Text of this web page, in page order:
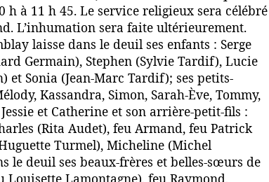
h à 11 h 45. Le service religieux sera célébré
L’inhumation sera faite ultérieurement.
laisse dans le deuil ses enfants : Serge
Germain), Stephen (Sylvie Tardif), Lucie
et Sonia (Jean-Marc Tardif); ses petits-
Kassandra, Simon, Sarah-Ève, Tommy,
et Catherine et son arrière-petit-fils :
(Rita Audet), feu Armand, feu Patrick
Turmel), Micheline (Michel
le deuil ses beaux-frères et belles-sœurs de
Louisette Lamontagne), feu Raymond,